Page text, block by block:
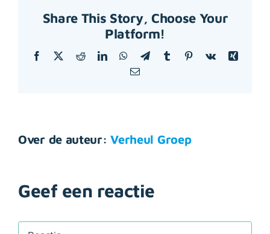
Share This Story, Choose Your
Platform!
Facebook RedditLinkedInWhatsApp
TelegramTumblr Pinterest
Vk
Xing
E-
Over de auteur:Verheul Groep
Geef een reactie
Reactie